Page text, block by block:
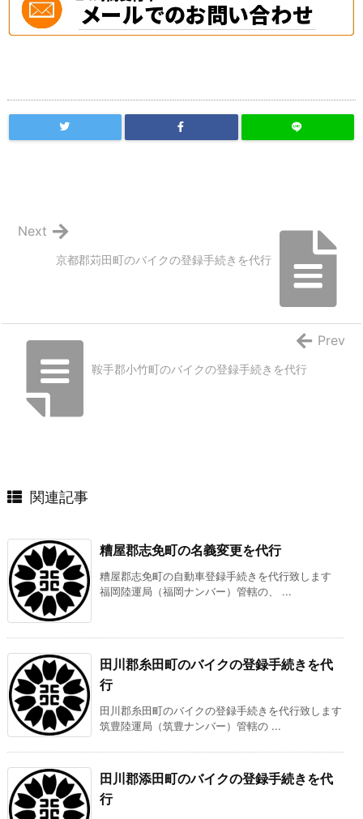
京都郡苅田町のバイクの登録手続きを代行
Next
鞍手郡小竹町のバイクの登録手続きを代行
Prev
関連記事
糟屋郡志免町の名義変更を代行
糟屋郡志免町の自動車登録手続きを代行致します
福岡陸運局（福岡ナンバー）管轄の、 ...
田川郡糸田町のバイクの登録手続きを代
行
田川郡糸田町のバイクの登録手続きを代行致します
筑豊陸運局（筑豊ナンバー）管轄の ...
田川郡添田町のバイクの登録手続きを代
行